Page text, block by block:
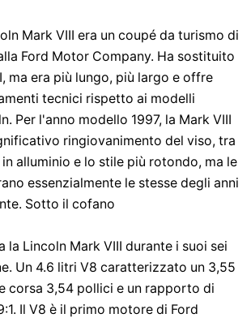
Mark VIII era un coupé da turismo di
Ford Motor Company. Ha sostituito
ma era più lungo, più largo e offre
tecnici rispetto ai modelli
Per l'anno modello 1997, la Mark VIII
ringiovanimento del viso, tra
alluminio e lo stile più rotondo, ma le
essenzialmente le stesse degli anni
Sotto il cofano
la Lincoln Mark VIII durante i suoi sei
Un 4.6 litri V8 caratterizzato un 3,55
corsa 3,54 pollici e un rapporto di
Il V8 è il primo motore di Ford